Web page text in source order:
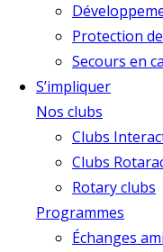
Protection
Secours en
S’impliquer
Nos clubs
Clubs
Clubs
Rotary clubs
Programmes
Échanges